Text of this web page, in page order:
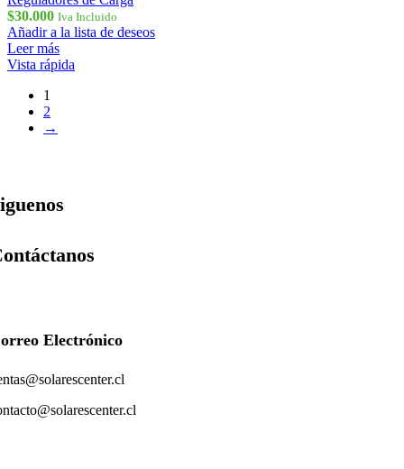
$30.000 Iva Incluido
Añadir a la lista de deseos
Leer más
Vista rápida
1
2
→
Electrónico